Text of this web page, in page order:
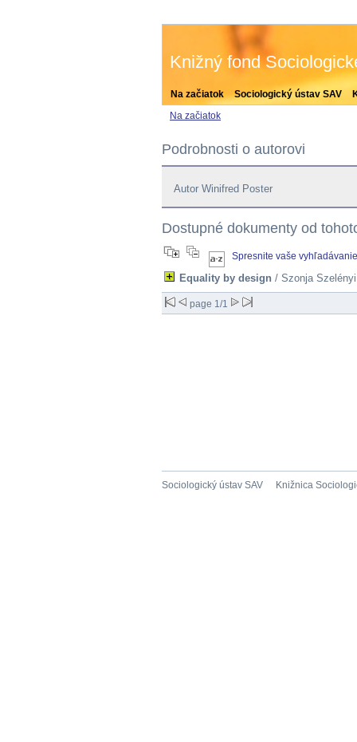
Na začiatok Sociologický ústav SAV
Knižný fond
Na začiatok
Podrobnosti o autorovi
Autor Winifred Poster
Dostupné dokumenty od
Spresnite vaše vyhľadávanie
Equality by design / Szonja Szelényi
page 1/1
Sociologický ústav SAV Knižnica